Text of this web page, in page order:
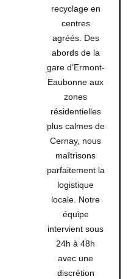
recyclage en
centres
agréés. Des
abords de la
gare d’Ermont-
Eaubonne aux
zones
résidentielles
plus calmes de
Cernay, nous
maîtrisons
parfaitement la
logistique
locale. Notre
équipe
intervient sous
24h à 48h
avec une
discrétion